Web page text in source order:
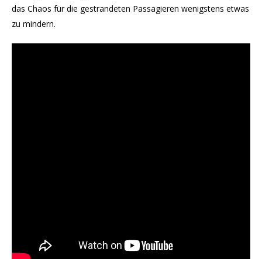
das Chaos für die gestrandeten Passagieren wenigstens etwas
zu mindern.